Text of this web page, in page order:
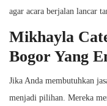
agar acara berjalan lancar
Mikhayla
Bogor Yang
Jika Anda membutuhkan
menjadi pilihan. Mereka